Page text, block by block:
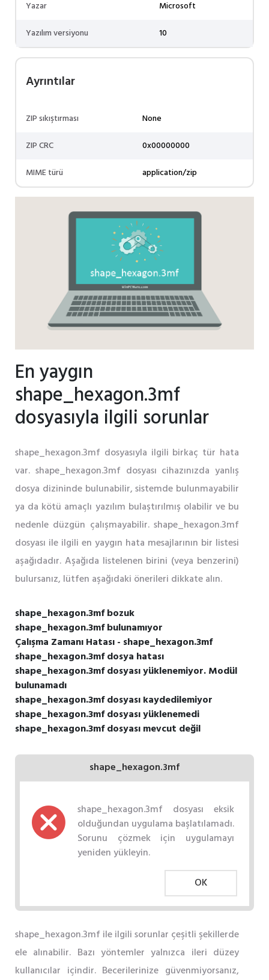
Yazar
Microsoft
Yazılım versiyonu
10
Ayrıntılar
ZIP sıkıştırması
None
ZIP CRC
0x00000000
MIME türü
application/zip
En yaygın
shape_hexagon.3mf
dosyasıyla ilgili sorunlar
shape_hexagon.3mf dosyasıyla ilgili birkaç tür hata
var. shape_hexagon.3mf dosyası cihazınızda yanlış
dosya dizininde bulunabilir, sistemde bulunmayabilir
ya da kötü amaçlı yazılım bulaştırılmış olabilir ve bu
nedenle düzgün çalışmayabilir. shape_hexagon.3mf
dosyası ile ilgili en yaygın hata mesajlarının bir listesi
aşağıdadır. Aşağıda listelenen birini (veya benzerini)
bulursanız, lütfen aşağıdaki önerileri dikkate alın.
shape_hexagon.3mf bozuk
shape_hexagon.3mf bulunamıyor
Çalışma Zamanı Hatası - shape_hexagon.3mf
shape_hexagon.3mf dosya hatası
shape_hexagon.3mf dosyası yüklenemiyor. Modül
bulunamadı
shape_hexagon.3mf dosyası kaydedilemiyor
shape_hexagon.3mf dosyası yüklenemedi
shape_hexagon.3mf dosyası mevcut değil
shape_hexagon.3mf
shape_hexagon.3mf dosyası eksik
olduğundan uygulama başlatılamadı.
Sorunu çözmek için uygulamayı
yeniden yükleyin.
OK
shape_hexagon.3mf ile ilgili sorunlar çeşitli şekillerde
ele alınabilir. Bazı yöntemler yalnızca ileri düzey
kullanıcılar içindir. Becerilerinize güvenmiyorsanız,